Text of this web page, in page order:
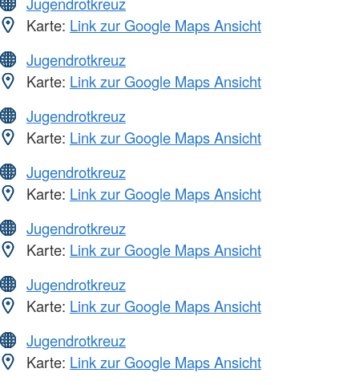
Karte: Link zur Google Maps Ansicht
Jugendrotkreuz
Karte: Link zur Google Maps Ansicht
Jugendrotkreuz
Karte: Link zur Google Maps Ansicht
Jugendrotkreuz
Karte: Link zur Google Maps Ansicht
Jugendrotkreuz
Karte: Link zur Google Maps Ansicht
Jugendrotkreuz
Karte: Link zur Google Maps Ansicht
Jugendrotkreuz
Karte: Link zur Google Maps Ansicht